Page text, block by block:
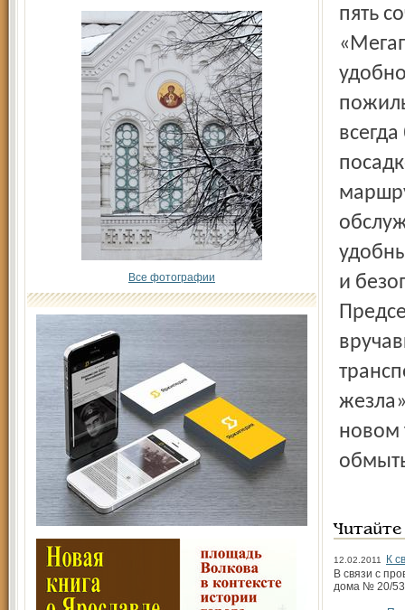
Все фотографии
пять
и
новом
12.02.2011
К
В связи с
дома № 20/53